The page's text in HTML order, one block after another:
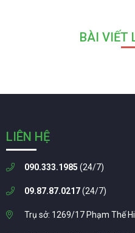
BÀI VIẾT
LIÊN HỆ
090.333.1985 (24/7)
09.87.87.0217(24/7)
Trụ sở: 1269/17 Phạm Thế